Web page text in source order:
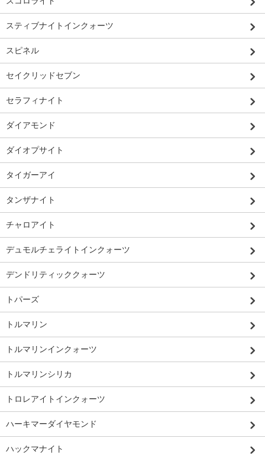
スティブナイトインクォーツ
スピネル
セイクリッドセブン
セラフィナイト
ダイアモンド
ダイオプサイト
タイガーアイ
タンザナイト
チャロアイト
デュモルチェライトインクォーツ
デンドリティッククォーツ
トパーズ
トルマリン
トルマリンインクォーツ
トルマリンシリカ
トロレアイトインクォーツ
ハーキマーダイヤモンド
ハックマナイト